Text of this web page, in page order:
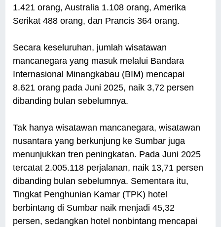
1.421 orang, Australia 1.108 orang, Amerika
Serikat 488 orang, dan Prancis 364 orang.
Secara keseluruhan, jumlah wisatawan
mancanegara yang masuk melalui Bandara
Internasional Minangkabau (BIM) mencapai
8.621 orang pada Juni 2025, naik 3,72 persen
dibanding bulan sebelumnya.
Tak hanya wisatawan mancanegara, wisatawan
nusantara yang berkunjung ke Sumbar juga
menunjukkan tren peningkatan. Pada Juni 2025
tercatat 2.005.118 perjalanan, naik 13,71 persen
dibanding bulan sebelumnya. Sementara itu,
Tingkat Penghunian Kamar (TPK) hotel
berbintang di Sumbar naik menjadi 45,32
persen, sedangkan hotel nonbintang mencapai